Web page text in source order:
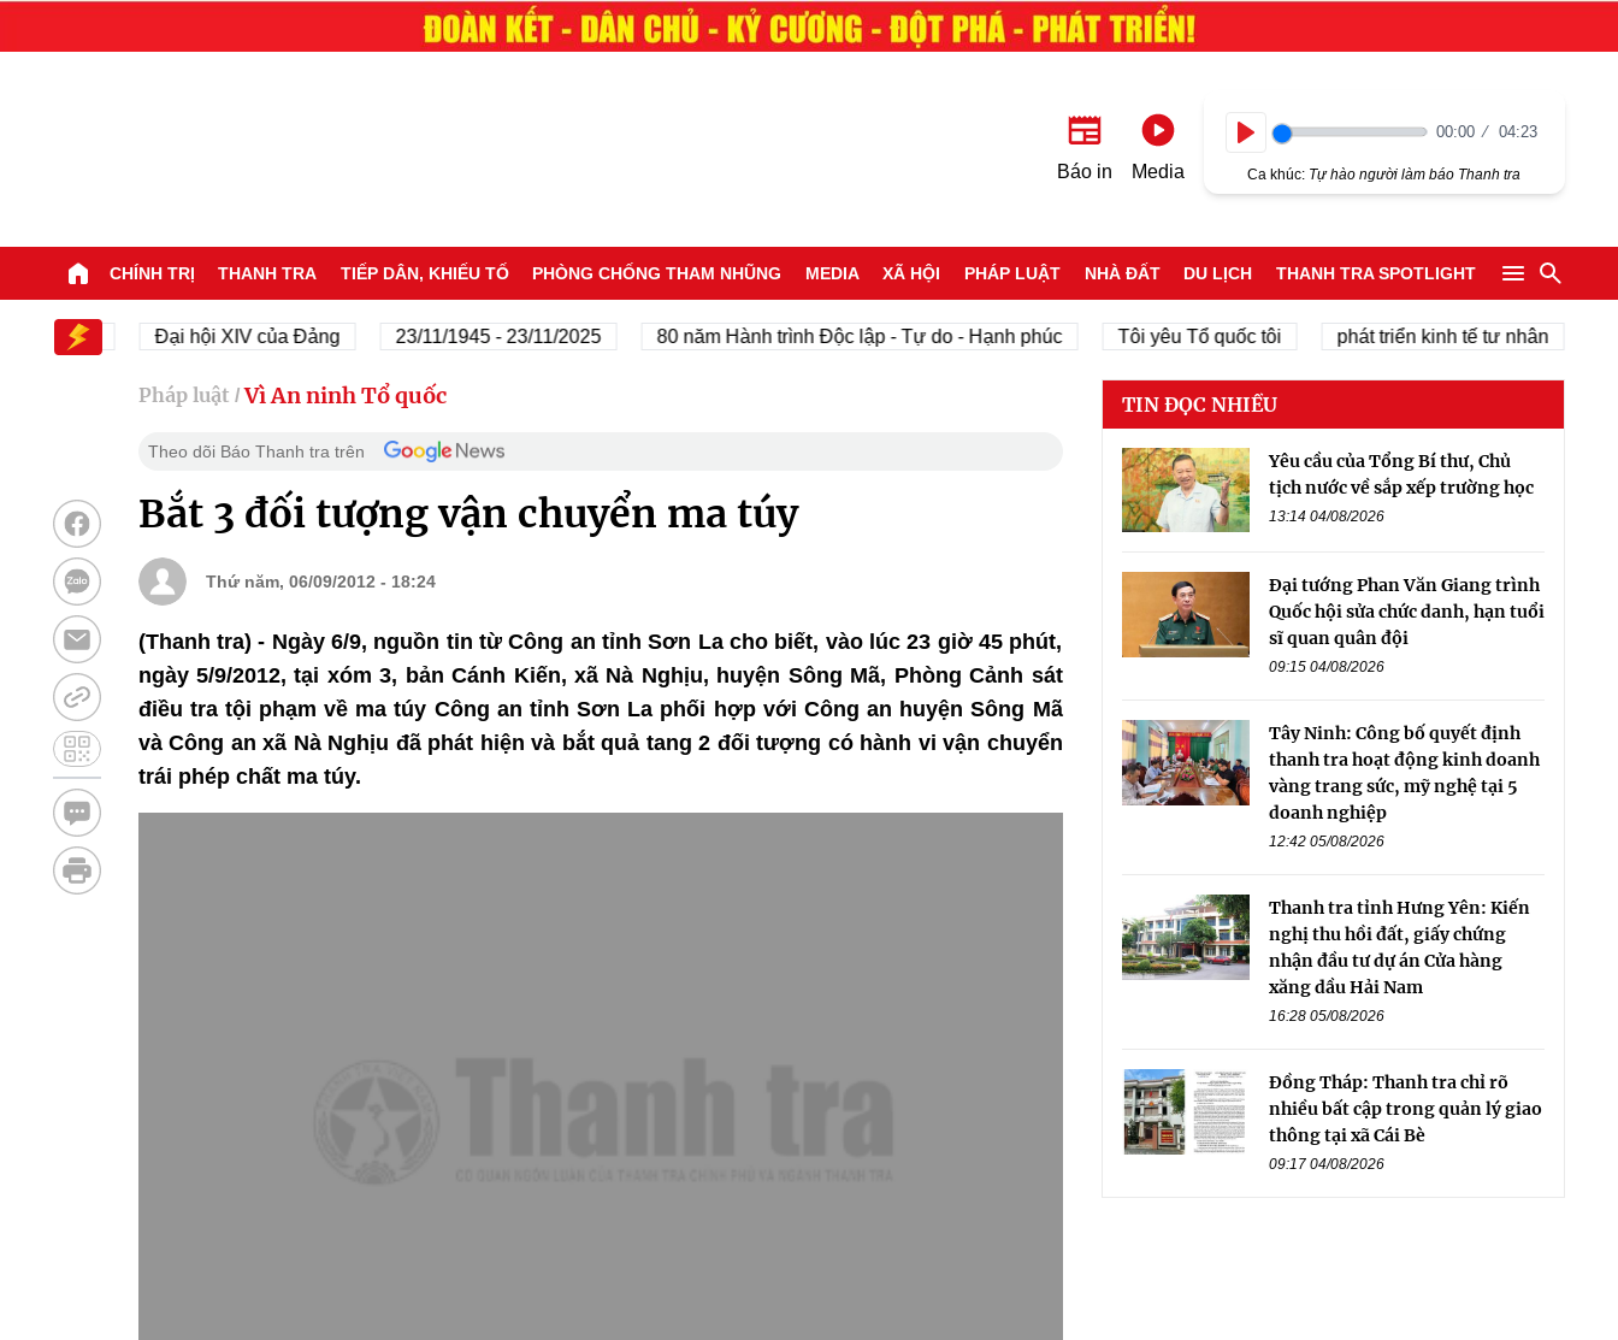
Báo in Media
00:00 04:23
Ca khúc: Tự hào người làm báo Thanh tra
CHÍNH TRỊ THANH TRA TIẾP DÂN, KHIẾU TỐ PHÒNG CHỐNG THAM NHŨNG MEDIA XÃ HỘI PHÁP LUẬT NHÀ ĐẤT DU LỊCH THANH TRA SPOTLIGHT
Đại hội XIV của Đảng 23/11/1945 - 23/11/2025 80 năm Hành trình Độc lập - Tự do - Hạnh phúc Tôi yêu Tổ quốc tôi phát triển kinh tế tư nhân chính
Pháp luật / Vì An ninh Tổ quốc
Theo dõi Báo Thanh tra trên
Bắt 3 đối tượng vận chuyển ma túy
Thứ năm, 06/09/2012 - 18:24
(Thanh tra) - Ngày 6/9, nguồn tin từ Công an tỉnh Sơn La cho biết, vào lúc 23 giờ 45 phút,
ngày 5/9/2012, tại xóm 3, bản Cánh Kiến, xã Nà Nghịu, huyện Sông Mã, Phòng Cảnh sát
điều tra tội phạm về ma túy Công an tỉnh Sơn La phối hợp với Công an huyện Sông Mã
và Công an xã Nà Nghịu đã phát hiện và bắt quả tang 2 đối tượng có hành vi vận chuyển
trái phép chất ma túy.
TIN ĐỌC NHIỀU
Yêu cầu của Tổng Bí thư, Chủ
tịch nước về sắp xếp trường học
13:14 04/08/2026
Đại tướng Phan Văn Giang trình
Quốc hội sửa chức danh, hạn tuổi
sĩ quan quân đội
09:15 04/08/2026
Tây Ninh: Công bố quyết định
thanh tra hoạt động kinh doanh
vàng trang sức, mỹ nghệ tại 5
doanh nghiệp
12:42 05/08/2026
Thanh tra tỉnh Hưng Yên: Kiến
nghị thu hồi đất, giấy chứng
nhận đầu tư dự án Cửa hàng
xăng dầu Hải Nam
16:28 05/08/2026
Đồng Tháp: Thanh tra chỉ rõ
nhiều bất cập trong quản lý giao
thông tại xã Cái Bè
09:17 04/08/2026